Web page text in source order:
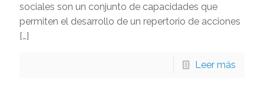
sociales son un conjunto de capacidades que
permiten el desarrollo de un repertorio de acciones
[…]
Leer más